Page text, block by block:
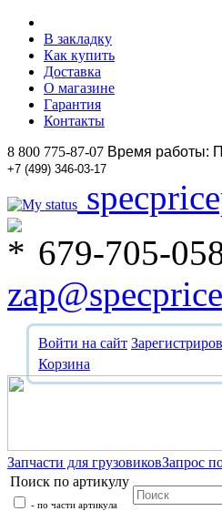
В закладку
Как купить
Доставка
О магазине
Гарантия
Контакты
8 800 775-87-07 Время работы:
+7 (499) 346-03-17
679-705-
Войти на сайт
Корзина
Запчасти для грузовиковЗапрос
Поиск по артикулу
- по части артикула